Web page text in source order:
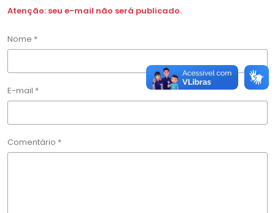
Atenção: seu e-mail não será publicado.
Nome *
E-mail *
Comentário *